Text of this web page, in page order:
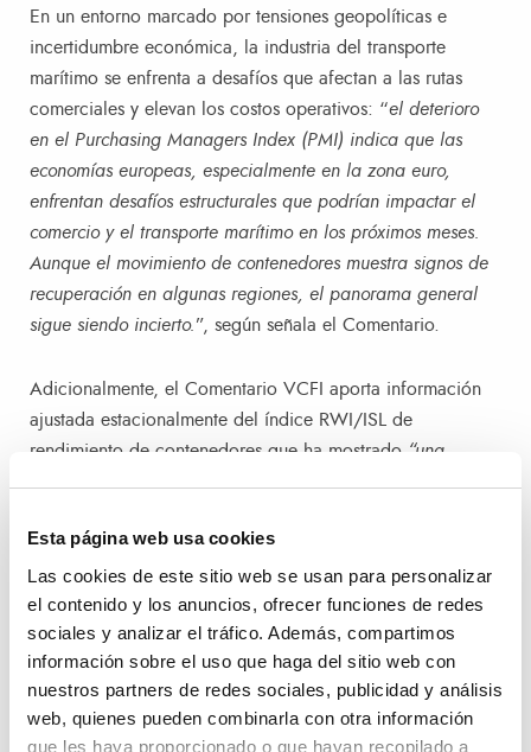
Esta página web usa cookies
Las cookies de este sitio web se usan para personalizar
el contenido y los anuncios, ofrecer funciones de redes
sociales y analizar el tráfico. Además, compartimos
información sobre el uso que haga del sitio web con
nuestros partners de redes sociales, publicidad y análisis
web, quienes pueden combinarla con otra información
que les haya proporcionado o que hayan recopilado a
En un entorno marcado por tensiones geopolíticas e
incertidumbre económica, la industria del transporte
marítimo se enfrenta a desafíos que afectan a las rutas
comerciales y elevan los costos operativos: “el deterioro
en el Purchasing Managers Index (PMI) indica que las
economías europeas, especialmente en la zona euro,
enfrentan desafíos estructurales que podrían impactar el
comercio y el transporte marítimo en los próximos meses.
Aunque el movimiento de contenedores muestra signos de
recuperación en algunas regiones, el panorama general
sigue siendo incierto.”, según señala el Comentario.
Adicionalmente, el Comentario VCFI aporta información
ajustada estacionalmente del índice RWI/ISL de
rendimiento de contenedores que ha mostrado “una
un crecimiento ligero, de 146.5 a 149.7 puntos, mientras
que en Europa se observó una recuperación más marcada
tras la caída en julio.”.
La previsión de cara al mes de octubre, con la celebración
de la Semana Dorada en Asia – que implica el cierre de
fábricas y la reducción en los tráficos de contenedores